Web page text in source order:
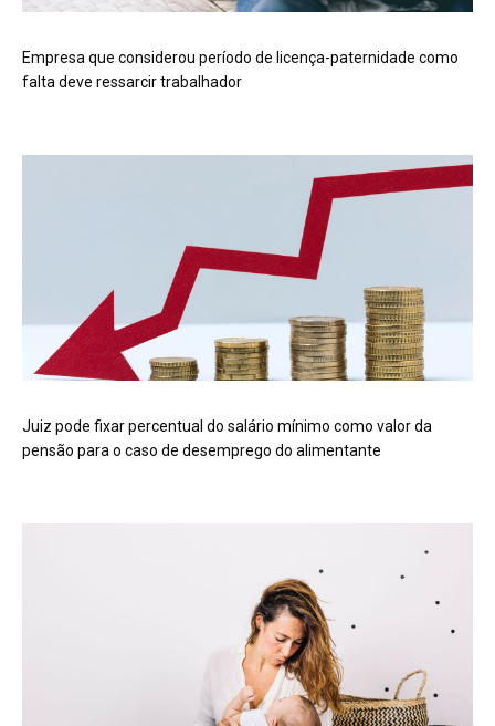
Empresa que considerou período de licença-paternidade como
falta deve ressarcir trabalhador
Juiz pode fixar percentual do salário mínimo como valor da
pensão para o caso de desemprego do alimentante